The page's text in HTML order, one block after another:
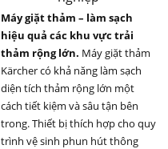
Máy giặt thảm – làm sạch
hiệu quả các khu vực trải
thảm rộng lớn. Máy giặt thảm
Kärcher có khả năng làm sạch
diện tích thảm rộng lớn một
cách tiết kiệm và sâu tận bên
trong. Thiết bị thích hợp cho quy
trình vệ sinh phun hút thông